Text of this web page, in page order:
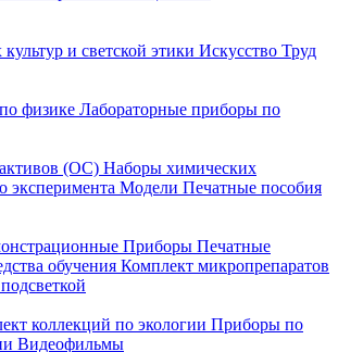
и светской этики Искусство Труд
физике Лабораторные приборы по
(ОС) Наборы химических
эксперимента Модели Печатные пособия
Приборы Печатные
обучения Комплект микропрепаратов
коллекций по экологии Приборы по
Видеофильмы